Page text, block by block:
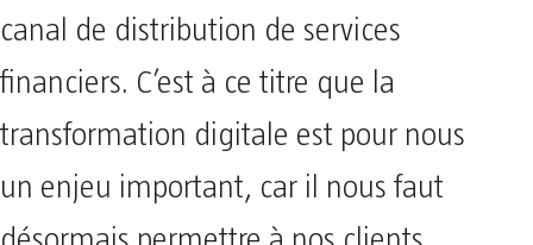
canal de distribution de services
financiers. C’est à ce titre que la
transformation digitale est pour nous
un enjeu important, car il nous faut